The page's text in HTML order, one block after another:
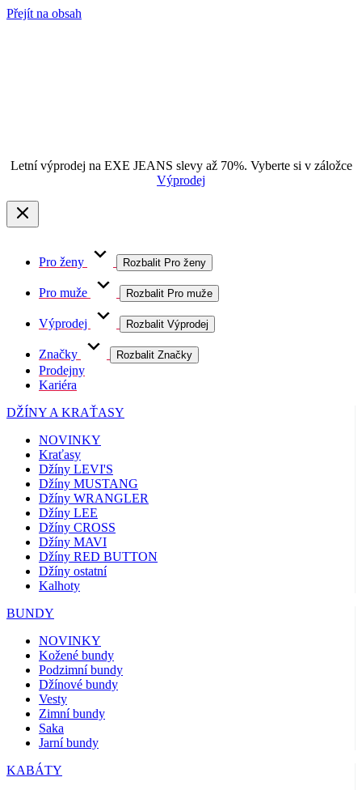
Přejít na obsah
Letní výprodej na EXE JEANS slevy až 70%. Vyberte si v záložce
Výprodej
Pro ženy Rozbalit Pro ženy
Pro muže Rozbalit Pro muže
Výprodej Rozbalit Výprodej
Značky Rozbalit Značky
Prodejny
Kariéra
DŽÍNY A KRAŤASY
NOVINKY
Kraťasy
Džíny LEVI'S
Džíny MUSTANG
Džíny WRANGLER
Džíny LEE
Džíny CROSS
Džíny MAVI
Džíny RED BUTTON
Džíny ostatní
Kalhoty
BUNDY
NOVINKY
Kožené bundy
Podzimní bundy
Džínové bundy
Vesty
Zimní bundy
Saka
Jarní bundy
KABÁTY